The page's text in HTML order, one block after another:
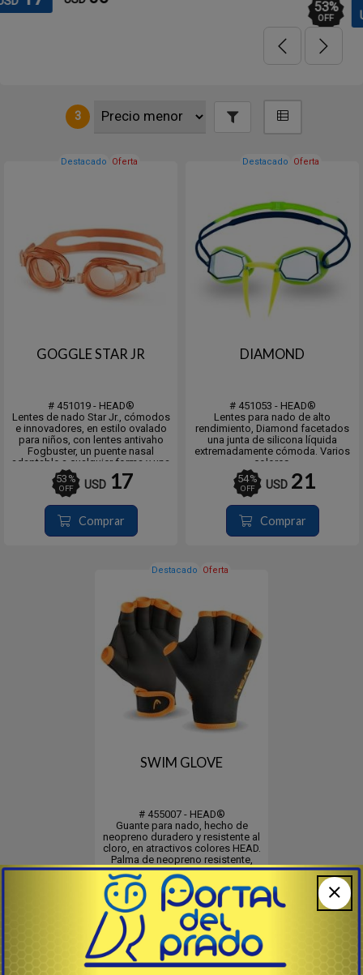
53
3
Destacado Oferta
GOGGLE STAR JR
# 451019 - HEAD®
Lentes de nado Star Jr., cómodos
e innovadores, en estilo ovalado
para niños, con lentes antivaho
Fogbuster, un puente nasal
adaptable a cualquier forma y una
correa partida ajustable que
permite un mejor ajuste y
comodidad.
53%
OFF USD 17
Comprar
Destacado Oferta
DIAMOND
# 451053 - HEAD®
Lentes para nado de alto
rendimiento, Diamond facetados
una junta de silicona líquida
extremadamente cómoda. Varios
colores.
54%
OFF USD 21
Comprar
Destacado Oferta
SWIM GLOVE
# 455007 - HEAD®
Guante para nado, hecho de
neopreno duradero y resistente al
cloro, en atractivos colores HEAD.
Palma de neopreno resistente,
construcción reticulada para
mayor resistencia al agua. Diseño
muy cómodo con ajuste de
muñeca con velcro. Al tener las
yemas de los dedos al
descubierto se...
% USD 28
Comprar